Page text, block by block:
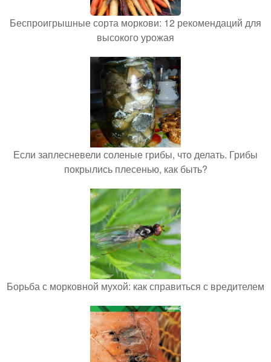
Беспроигрышные сорта моркови: 12 рекомендаций для
высокого урожая
Если заплесневели соленые грибы, что делать. Грибы
покрылись плесенью, как быть?
Борьба с морковной мухой: как справиться с вредителем